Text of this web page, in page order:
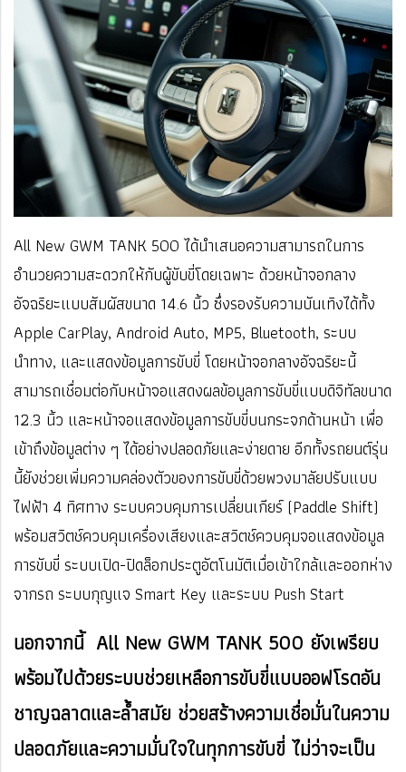
All New GWM TANK 500 ได้นำเสนอความสามารถในการ
อำนวยความสะดวกให้กับผู้ขับขี่โดยเฉพาะ ด้วยหน้าจอกลาง
อัจฉริยะแบบสัมผัสขนาด 14.6 นิ้ว ซึ่งรองรับความบันเทิงได้ทั้ง
Apple CarPlay, Android Auto, MP5, Bluetooth, ระบบ
นำทาง, และแสดงข้อมูลการขับขี่ โดยหน้าจอกลางอัจฉริยะนี้
สามารถเชื่อมต่อกับหน้าจอแสดงผลข้อมูลการขับขี่แบบดิจิทัลขนาด
12.3 นิ้ว และหน้าจอแสดงข้อมูลการขับขี่บนกระจกด้านหน้า เพื่อ
เข้าถึงข้อมูลต่าง ๆ ได้อย่างปลอดภัยและง่ายดาย อีกทั้งรถยนต์รุ่น
นี้ยังช่วยเพิ่มความคล่องตัวของการขับขี่ด้วยพวงมาลัยปรับแบบ
ไฟฟ้า 4 ทิศทาง ระบบควบคุมการเปลี่ยนเกียร์ (Paddle Shift)
พร้อมสวิตช์ควบคุมเครื่องเสียงและสวิตช์ควบคุมจอแสดงข้อมูล
การขับขี่ ระบบเปิด-ปิดล็อกประตูอัตโนมัติเมื่อเข้าใกล้และออกห่าง
จากรถ ระบบกุญแจ Smart Key และระบบ Push Start
นอกจากนี้ All New GWM TANK 500 ยังเพรียบ
พร้อมไปด้วยระบบช่วยเหลือการขับขี่แบบออฟโรดอัน
ชาญฉลาดและล้ำสมัย ช่วยสร้างความเชื่อมั่นในความ
ปลอดภัยและความมั่นใจในทุกการขับขี่ ไม่ว่าจะเป็น